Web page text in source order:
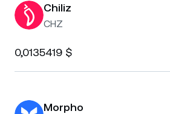
Chiliz
CHZ
0,0135419 $
Morpho